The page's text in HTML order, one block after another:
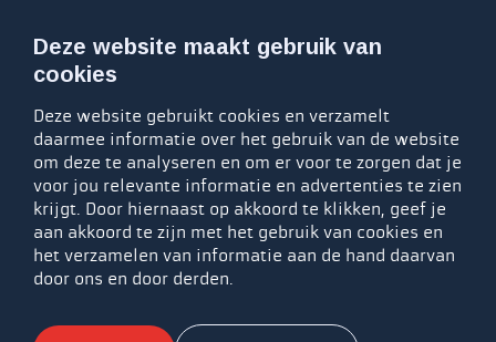
Deze website maakt gebruik van
cookies
Deze website gebruikt cookies en verzamelt
daarmee informatie over het gebruik van de website
om deze te analyseren en om er voor te zorgen dat je
voor jou relevante informatie en advertenties te zien
krijgt. Door hiernaast op akkoord te klikken, geef je
aan akkoord te zijn met het gebruik van cookies en
het verzamelen van informatie aan de hand daarvan
door ons en door derden.